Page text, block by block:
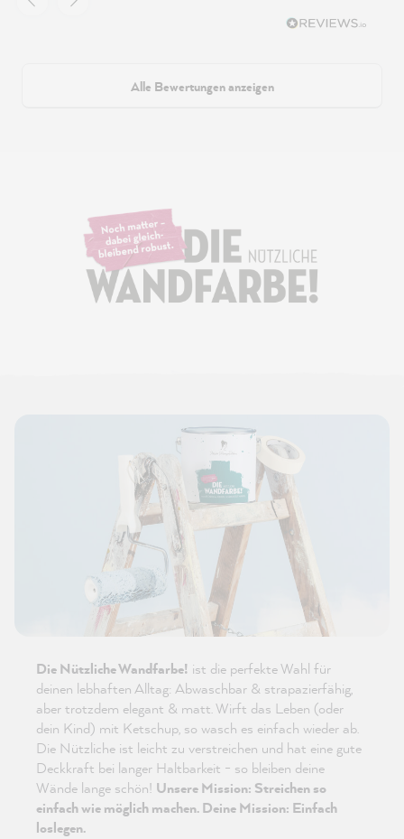
Alle Bewertungen anzeigen
Die Nützliche Wandfarbe! ist die perfekte Wahl für
deinen lebhaften Alltag: Abwaschbar & strapazierfähig,
aber trotzdem elegant & matt. Wirft das Leben (oder
dein Kind) mit Ketschup, so wasch es einfach wieder ab.
Die Nützliche ist leicht zu verstreichen und hat eine gute
Deckkraft bei langer Haltbarkeit - so bleiben deine
Wände lange schön! Unsere Mission: Streichen so
einfach wie möglich machen. Deine Mission: Einfach
loslegen.